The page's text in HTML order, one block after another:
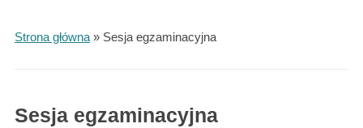
Strona główna» Sesja egzaminacyjna
Sesja egzaminacyjna